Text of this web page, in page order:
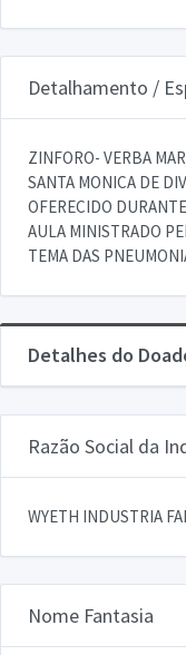
Detalhamento /
ZINFORO- VERBA
SANTA MONICA DE
OFERECIDO
AULA MINISTRADO
TEMA DAS
Detalhes do
Razão Social da
WYETH INDUSTRIA
Nome Fantasia